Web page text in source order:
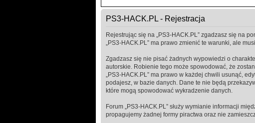
PS3-HACK.PL - Rejestracja
Rejestrując się na „PS3-HACK.PL” zgadzasz się na
„PS3-HACK.PL” ma prawo zmienić te warunki, ale
Zgadzasz się nie pisać żadnych wypowiedzi o
autorskie. Robienie tego może spowodować, że
„PS3-HACK.PL” ma prawo w każdej chwili usunąć,
podajesz, w bazie danych. Dane te nie będą
które mogą spowodować wykradzenie danych.
Forum „PS3-HACK.PL” służy wymianie informacji
propagujemy żadnej formy piractwa oraz nie